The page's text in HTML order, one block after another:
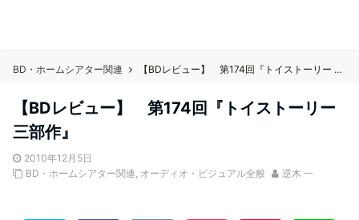
BD・ホームシアター関連 【BDレビュー】 第174回『トイストーリー 三部作』
【BDレビュー】 第174回『トイストーリー
三部作』
2010年12月5日
BD・ホームシアター関連, オーディオ・ビジュアル全般 逆木 一